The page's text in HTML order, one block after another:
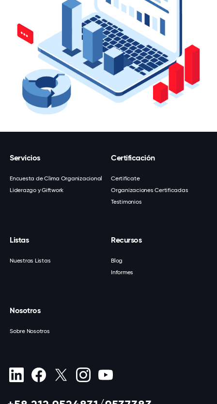
Servicios
Encuesta de Clima Organizacional
Liderazgo y Giftwork
Certificación
Certifícate
Organizaciones Certificadas
Testimonios
Listas
Nuestras Listas
Recursos
Blog
Informes
Nosotros
Sobre Nosotros